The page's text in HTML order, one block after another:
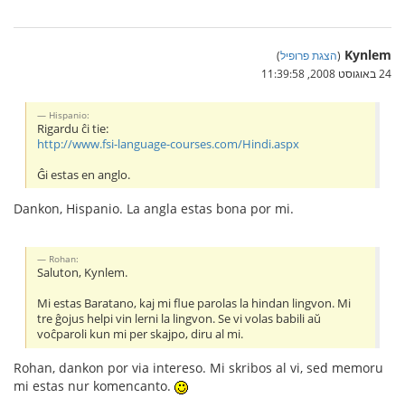
Kynlem
(הצגת פרופיל)
24 באוגוסט 2008, 11:39:58
Hispanio:
Rigardu ĉi tie:
http://www.fsi-language-courses.com/Hindi.aspx
Ĝi estas en anglo.
Dankon, Hispanio. La angla estas bona por mi.
Rohan:
Saluton, Kynlem.
Mi estas Baratano, kaj mi flue parolas la hindan lingvon. Mi
tre ĝojus helpi vin lerni la lingvon. Se vi volas babili aŭ
voĉparoli kun mi per skajpo, diru al mi.
Rohan, dankon por via intereso. Mi skribos al vi, sed memoru
mi estas nur komencanto.